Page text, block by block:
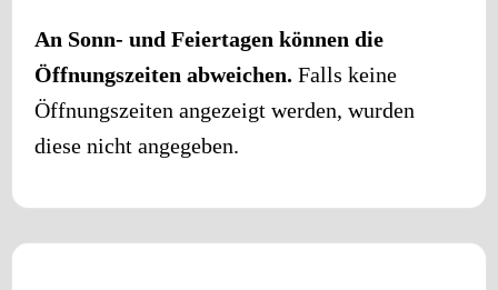
An Sonn- und Feiertagen können die
Öffnungszeiten abweichen. Falls keine
Öffnungszeiten angezeigt werden, wurden
diese nicht angegeben.